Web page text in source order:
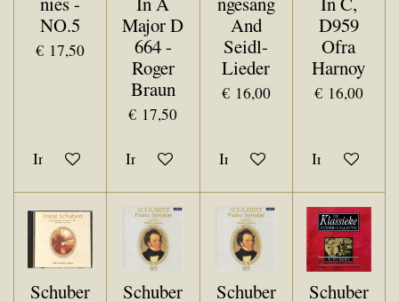
NO.5
€ 17,50
In winkelwagen
Major D
664 -
Roger
Braun
€ 17,50
In winkelwagen
And
Seidl-
Lieder
€ 16,00
In winkelwagen
D959
Ofra
Harnoy
€ 16,00
In
Schuber
Schuber
Schuber
Schuber